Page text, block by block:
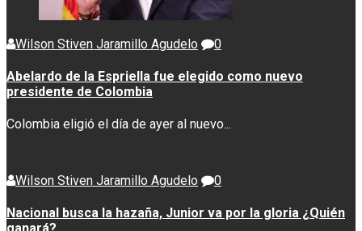
Wilson Stiven Jaramillo Agudelo 0
Abelardo de la Espriella fue elegido como nuevo
presidente de Colombia
Colombia eligió el día de ayer al nuevo...
Wilson Stiven Jaramillo Agudelo 0
Nacional busca la hazaña, Junior va por la gloria ¿Quién